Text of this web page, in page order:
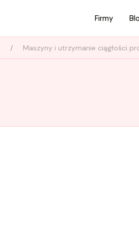
Firmy
Maszyny i utrzymanie ciągłości